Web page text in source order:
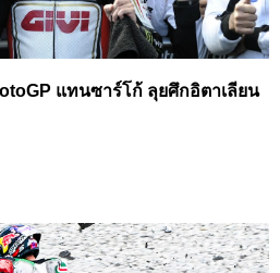
แทนซาร์โก้ ลุยศึกอิตาเลียน